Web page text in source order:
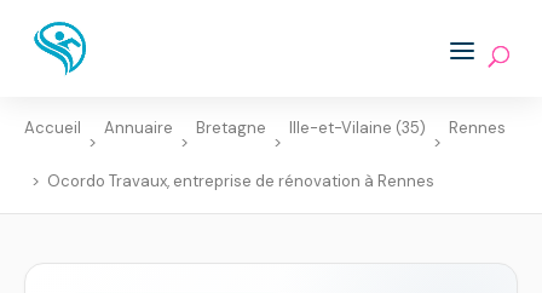
Accueil
>
Annuaire
>
Bretagne
>
Ille-et-Vilaine (35)
>
Rennes
> Ocordo Travaux, entreprise de rénovation à Rennes